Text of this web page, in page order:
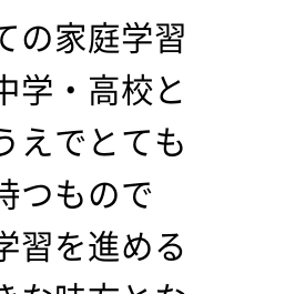
の家庭学習
学・高校と
えでとても
つもので
習を進める